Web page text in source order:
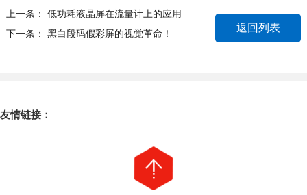
返回列表
上一条： 低功耗液晶屏在流量计上的应用
下一条： 黑白段码假彩屏的视觉革命！
友情链接：